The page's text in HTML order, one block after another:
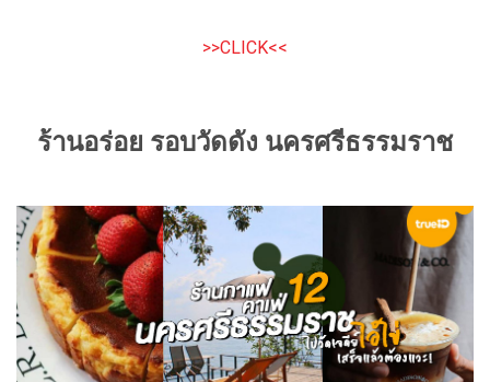
>>CLICK<<
ร้านอร่อย รอบวัดดัง นครศรีธรรมราช